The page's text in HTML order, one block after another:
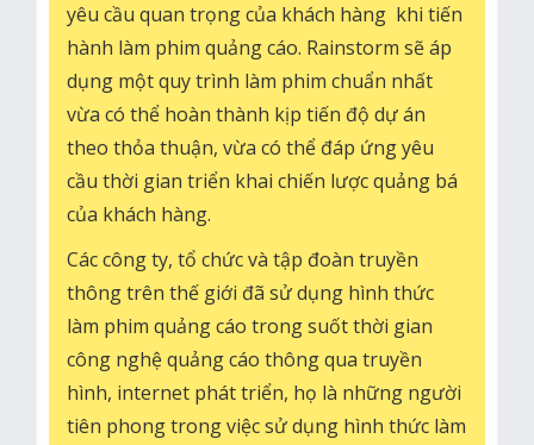
yêu cầu quan trọng của khách hàng khi tiến
hành làm phim quảng cáo. Rainstorm sẽ áp
dụng một quy trình làm phim chuẩn nhất
vừa có thể hoàn thành kịp tiến độ dự án
theo thỏa thuận, vừa có thể đáp ứng yêu
cầu thời gian triển khai chiến lược quảng bá
của khách hàng.
Các công ty, tổ chức và tập đoàn truyền
thông trên thế giới đã sử dụng hình thức
làm phim quảng cáo trong suốt thời gian
công nghệ quảng cáo thông qua truyền
hình, internet phát triển, họ là những người
tiên phong trong việc sử dụng hình thức làm